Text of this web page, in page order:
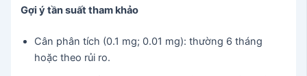
Gợi ý tần suất tham khảo
Cân phân tích (0.1 mg; 0.01 mg): thường 6 tháng
hoặc theo rủi ro.